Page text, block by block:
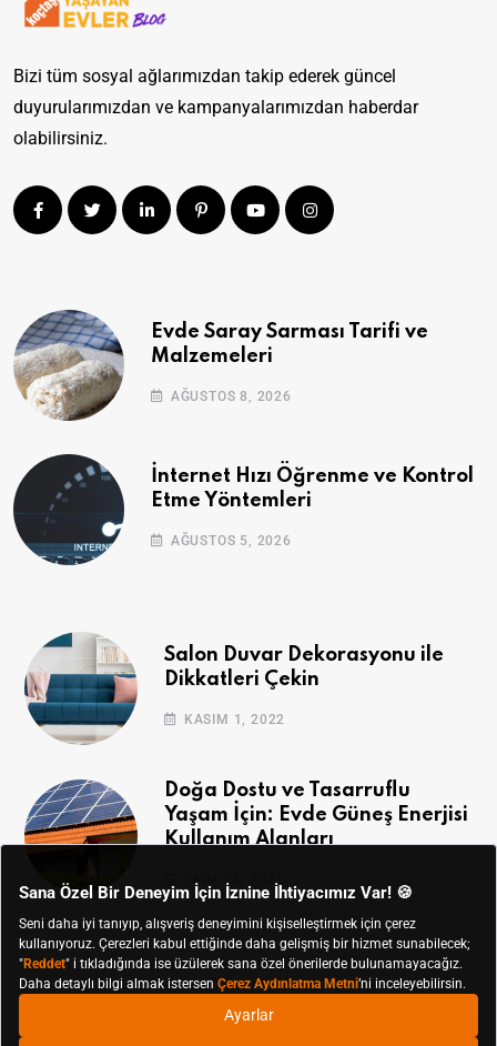
Bizi tüm sosyal ağlarımızdan takip ederek güncel
duyurularımızdan ve kampanyalarımızdan haberdar
olabilirsiniz.
Evde Saray Sarması Tarifi ve
Malzemeleri
AĞUSTOS 8, 2026
İnternet Hızı Öğrenme ve Kontrol
Etme Yöntemleri
AĞUSTOS 5, 2026
Salon Duvar Dekorasyonu ile
Dikkatleri Çekin
KASIM 1, 2022
Doğa Dostu ve Tasarruflu
Yaşam İçin: Evde Güneş Enerjisi
Kullanım Alanları
EKIM 28, 2022